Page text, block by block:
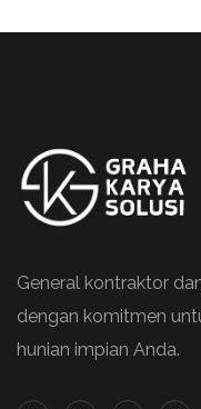
General kontraktor
dengan komitmen
hunian impian Anda.